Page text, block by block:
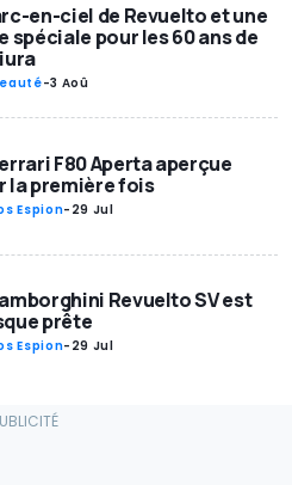
en-ciel de Revuelto et une
spéciale pour les 60 ans de
-3 Aoû
F80 Aperta aperçue
la première fois
Espion- 29 Jul
Revuelto SV est
prête
Espion- 29 Jul